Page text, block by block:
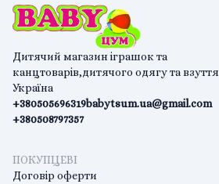
Дитячий магазин іграшок та
канцтоварів,дитячого одягу та взуття
Україна
+380505696319
+380508797357
babytsum.ua@gmail.com
ПОКУПЦЕВІ
Договір оферти